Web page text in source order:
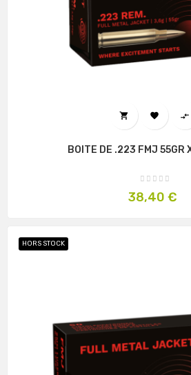
  
BOITE DE .223 FMJ 55GR
Prix
38,40 €
HORS STOCK